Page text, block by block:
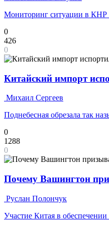
Мониторинг ситуации в КНР
0
426
0
Китайский импорт
Михаил Сергеев
Поднебесная обрезала так
0
1288
0
Почему Вашингтон
Руслан Полончук
Участие Китая в